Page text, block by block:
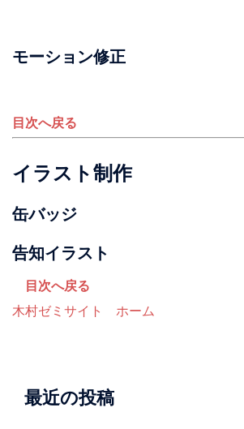
モーション修正
目次へ戻る
イラスト制作
缶バッジ
告知イラスト
目次へ戻る
木村ゼミサイト ホーム
最近の投稿